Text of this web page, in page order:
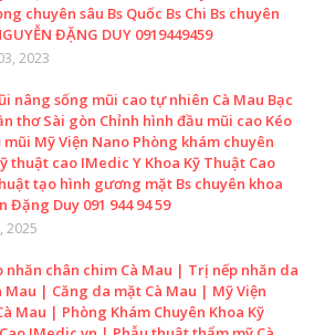
chuyên sâu Bs Quốc Bs Chi Bs chuyên
ĐẶNG DUY 0919449459
2023
nâng sống mũi cao tự nhiên Cà Mau Bạc
thơ Sài gòn Chỉnh hình đầu mũi cao Kéo
Mỹ Viện Nano Phòng khám chuyên
thuật cao IMedic Y Khoa Kỹ Thuật Cao
tạo hình gương mặt Bs chuyên khoa
Đặng Duy 091 944 94 59
2025
nhăn chân chim Cà Mau | Trị nếp nhăn da
Mau | Căng da mặt Cà Mau | Mỹ Viện
Mau | Phòng Khám Chuyên Khoa Kỹ